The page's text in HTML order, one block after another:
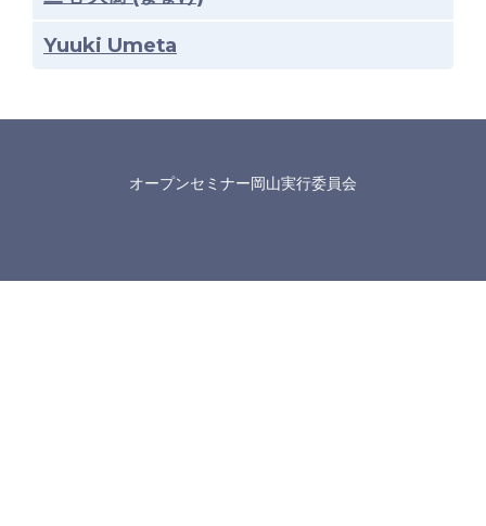
Yuuki Umeta
オープンセミナー岡山実行委員会